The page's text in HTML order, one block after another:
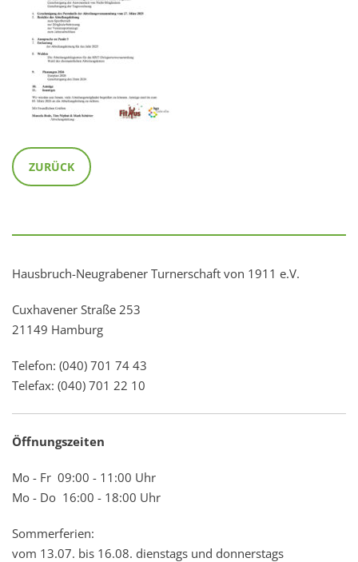
ZURÜCK
Hausbruch-Neugrabener Turnerschaft von 1911 e.V.
Cuxhavener Straße 253
21149 Hamburg
Telefon: (040) 701 74 43
Telefax: (040) 701 22 10
Öffnungszeiten
Mo - Fr 09:00 - 11:00 Uhr
Mo - Do 16:00 - 18:00 Uhr
Sommerferien:
vom 13.07. bis 16.08. dienstags und donnerstags